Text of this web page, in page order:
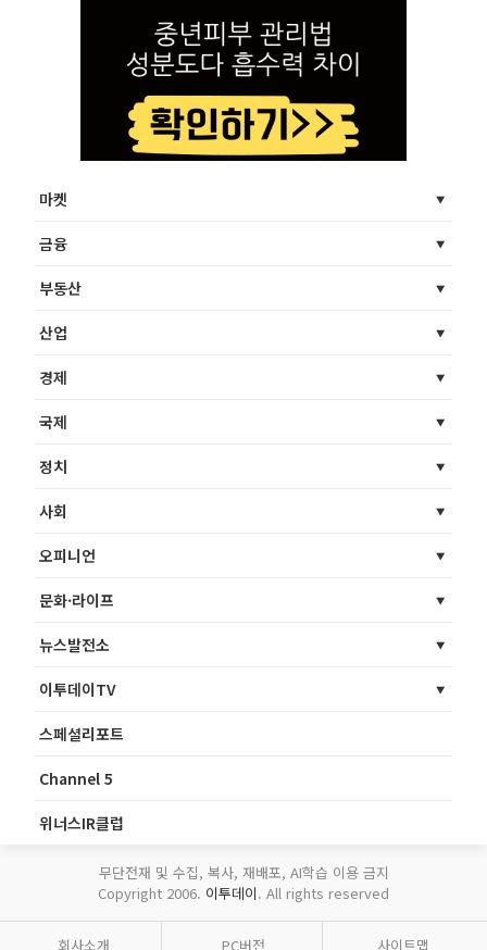
마켓
금융
부동산
산업
경제
국제
정치
사회
오피니언
문화·라이프
뉴스발전소
이투데이TV
스페셜리포트
Channel 5
위너스IR클럽
무단전재 및 수집, 복사, 재배포, AI학습 이용 금지
Copyright 2006. 이투데이. All rights reserved
회사소개 PC버전 사이트맵